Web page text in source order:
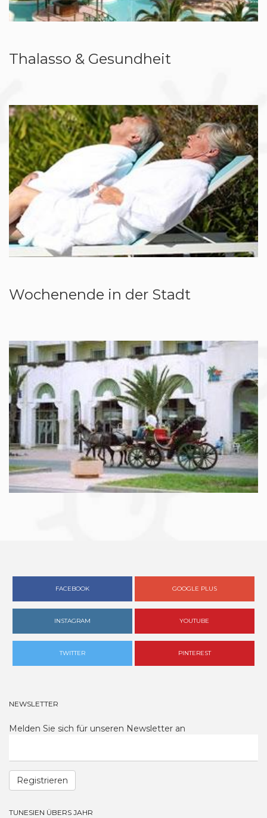
Thalasso & Gesundheit
Wochenende in der Stadt
FACEBOOK GOOGLE PLUS
INSTAGRAM YOUTUBE
TWITTER PINTEREST
NEWSLETTER
Melden Sie sich für unseren Newsletter an
Registrieren
TUNESIEN ÜBERS JAHR